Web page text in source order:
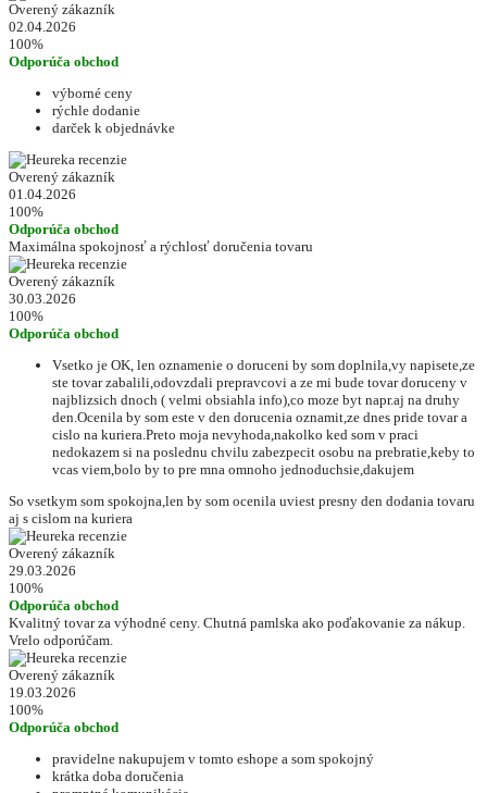
Overený zákazník
02.04.2026
100%
Odporúča obchod
výborné ceny
rýchle dodanie
darček k objednávke
Overený zákazník
01.04.2026
100%
Odporúča obchod
Maximálna spokojnosť a rýchlosť doručenia tovaru
Overený zákazník
30.03.2026
100%
Odporúča obchod
Vsetko je OK, len oznamenie o doruceni by som doplnila,vy napisete,ze
ste tovar zabalili,odovzdali prepravcovi a ze mi bude tovar doruceny v
najblizsich dnoch ( velmi obsiahla info),co moze byt napr.aj na druhy
den.Ocenila by som este v den dorucenia oznamit,ze dnes pride tovar a
cislo na kuriera.Preto moja nevyhoda,nakolko ked som v praci
nedokazem si na poslednu chvilu zabezpecit osobu na prebratie,keby to
vcas viem,bolo by to pre mna omnoho jednoduchsie,dakujem
So vsetkym som spokojna,len by som ocenila uviest presny den dodania tovaru
aj s cislom na kuriera
Overený zákazník
29.03.2026
100%
Odporúča obchod
Kvalitný tovar za výhodné ceny. Chutná pamlska ako poďakovanie za nákup.
Vrelo odporúčam.
Overený zákazník
19.03.2026
100%
Odporúča obchod
pravidelne nakupujem v tomto eshope a som spokojný
krátka doba doručenia